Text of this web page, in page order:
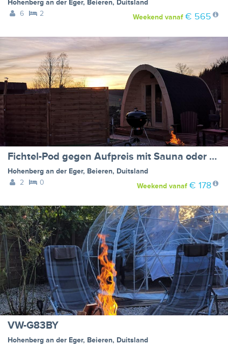
Hohenberg an der Eger, Beieren, Duitsland
6
2 Weekendvanaf € 565
Fichtel-Pod gegen Aufpreis mit Sauna oder Hot Tub
Hohenberg an der Eger, Beieren, Duitsland
2
0 Weekendvanaf € 178
VW-G83BY
Hohenberg an der Eger, Beieren, Duitsland